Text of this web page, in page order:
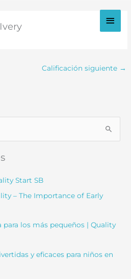
Calificación siguiente →
Start SB
– The Importance of Early
para los más pequeños | Quality
y eficaces para niños en